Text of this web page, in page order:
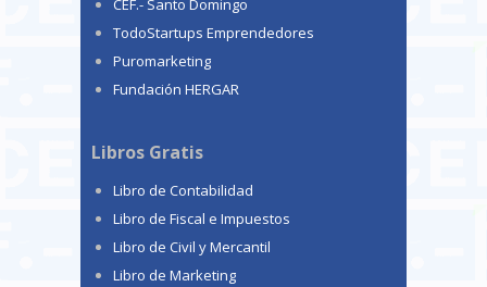
CEF.- Santo Domingo
TodoStartups Emprendedores
Puromarketing
Fundación HERGAR
Libros Gratis
Libro de Contabilidad
Libro de Fiscal e Impuestos
Libro de Civil y Mercantil
Libro de Marketing